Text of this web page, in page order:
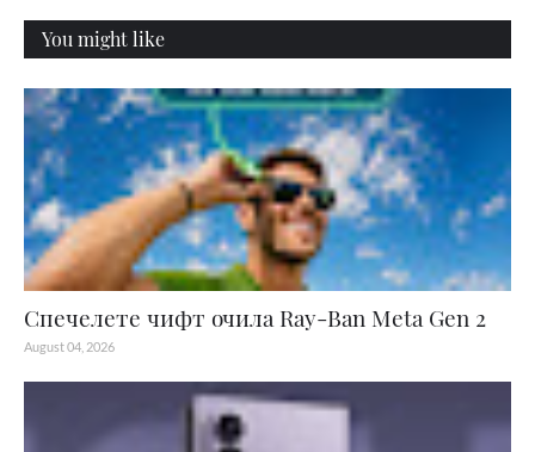
You might like
Спечелете чифт очила Ray-Ban Meta Gen 2
August 04, 2026